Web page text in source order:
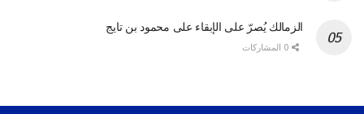
الزمالك يُصرّ على الإبقاء على محمود بن تايج